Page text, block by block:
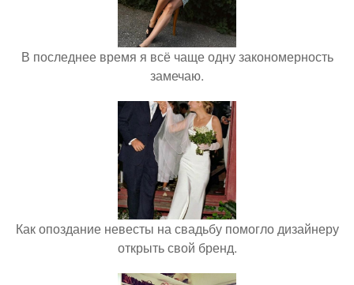
В последнее время я всё чаще одну закономерность
замечаю.
Как опоздание невесты на свадьбу помогло дизайнеру
открыть свой бренд.